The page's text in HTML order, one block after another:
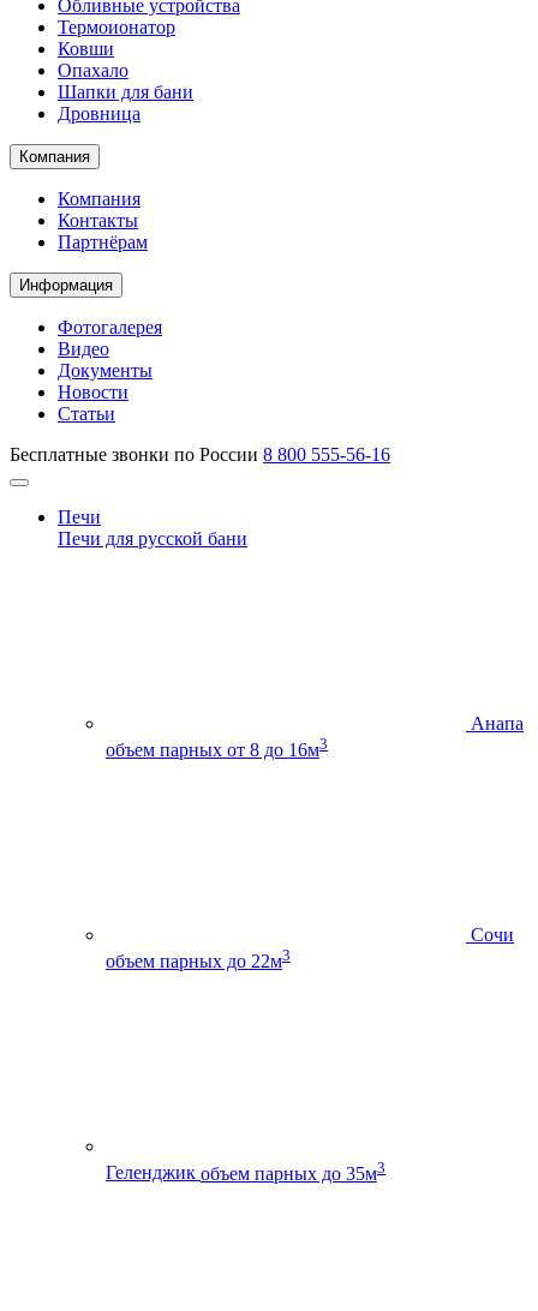
Обливные устройства
Термоионатор
Ковши
Опахало
Шапки для бани
Дровница
Компания
Компания
Контакты
Партнёрам
Информация
Фотогалерея
Видео
Документы
Новости
Статьи
Бесплатные звонки по России 8 800 555-56-16
Печи
Печи для русской бани
Анапа
объем парных от 8 до 16м3
Сочи
объем парных до 22м3
Геленджик объем парных до 35м3